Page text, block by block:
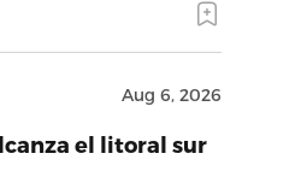
Aug 6, 2026
el litoral sur